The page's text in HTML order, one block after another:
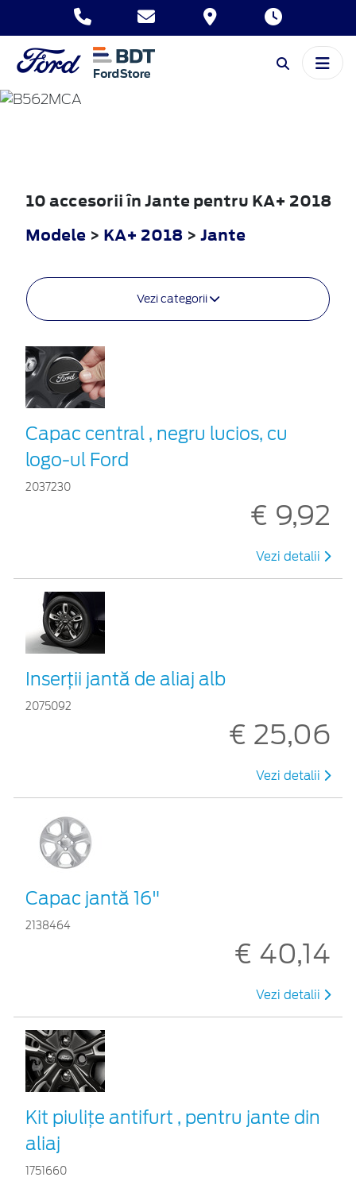
KA+
10 accesorii în Jante pentru KA+ 2018
Modele > KA+ 2018 > Jante
Vezi categorii
Capac central , negru lucios, cu
logo-ul Ford
2037230
€ 9,92
Vezi detalii
Inserţii jantă de aliaj alb
2075092
€ 25,06
Vezi detalii
Capac jantă 16"
2138464
€ 40,14
Vezi detalii
Kit piuliţe antifurt , pentru jante din
aliaj
1751660